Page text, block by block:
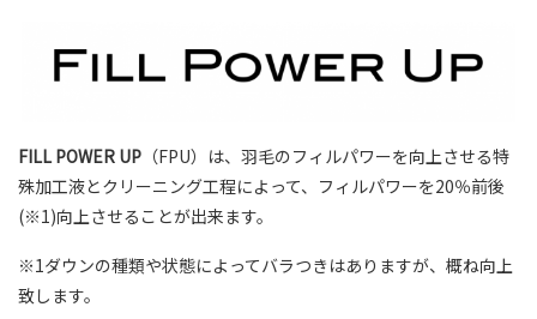
FILL POWER UP （FPU）は、羽毛のフィルパワーを向上させる特
殊加工液とクリーニング工程によって、フィルパワーを20％前後
(※1)向上させることが出来ます。
※1ダウンの種類や状態によってバラつきはありますが、概ね向上
致します。